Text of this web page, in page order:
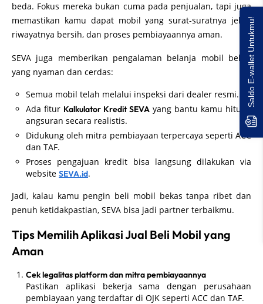
beda. Fokus mereka bukan cuma pada penjualan, tapi juga
memastikan kamu dapat mobil yang surat-suratnya jelas,
riwayatnya bersih, dan proses pembiayaannya aman.
SEVA juga memberikan pengalaman belanja mobil bekas
yang nyaman dan cerdas:
Semua mobil telah melalui inspeksi dari dealer resmi.
Ada fitur Kalkulator Kredit SEVA yang bantu kamu hitung
angsuran secara realistis.
Didukung oleh mitra pembiayaan terpercaya seperti ACC
dan TAF.
Proses pengajuan kredit bisa langsung dilakukan via
website SEVA.id.
Jadi, kalau kamu pengin beli mobil bekas tanpa ribet dan
penuh ketidakpastian, SEVA bisa jadi partner terbaikmu.
Tips Memilih Aplikasi Jual Beli Mobil yang
Aman
Cek legalitas platform dan mitra pembiayaannya
Pastikan aplikasi bekerja sama dengan perusahaan
pembiayaan yang terdaftar di OJK seperti ACC dan TAF.
Saldo E-wallet Untukmu!